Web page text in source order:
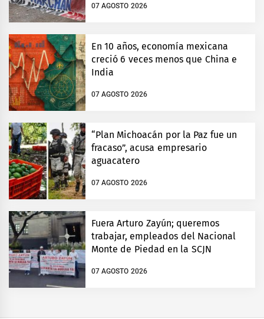
07 AGOSTO 2026
En 10 años, economía mexicana
creció 6 veces menos que China e
India
07 AGOSTO 2026
“Plan Michoacán por la Paz fue un
fracaso”, acusa empresario
aguacatero
07 AGOSTO 2026
Fuera Arturo Zayún; queremos
trabajar, empleados del Nacional
Monte de Piedad en la SCJN
07 AGOSTO 2026